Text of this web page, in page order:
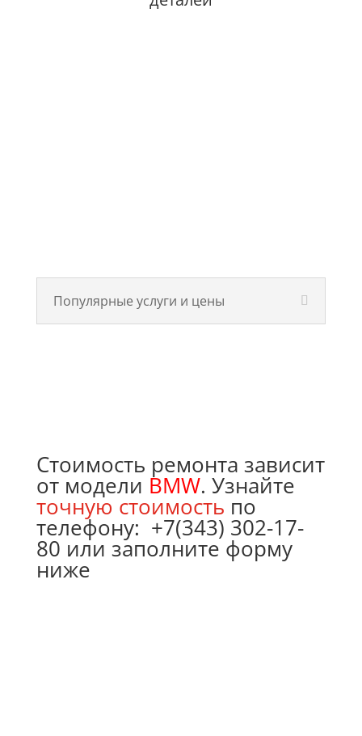
Популярные услуги и цены
Стоимость ремонта зависит
от модели BMW. Узнайте
точную стоимость по
телефону: +7(343) 302-17-
80 или заполните форму
ниже